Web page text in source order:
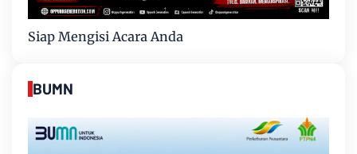
Siap Mengisi Acara Anda
BUMN